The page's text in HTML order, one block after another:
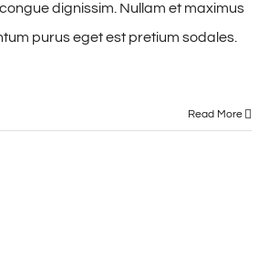
dignissim. Nullam et maximus
purus eget est pretium sodales.
Read More